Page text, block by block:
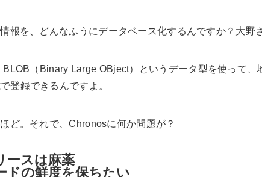
報を、どんなふうにデータベース化するんですか？大野
BLOB（Binary Large OBject）というデータ型を使って、
登録できるんですよ。
ど。それで、Chronosに何か問題が？
ースは麻薬
ドの鮮度を保ちたい